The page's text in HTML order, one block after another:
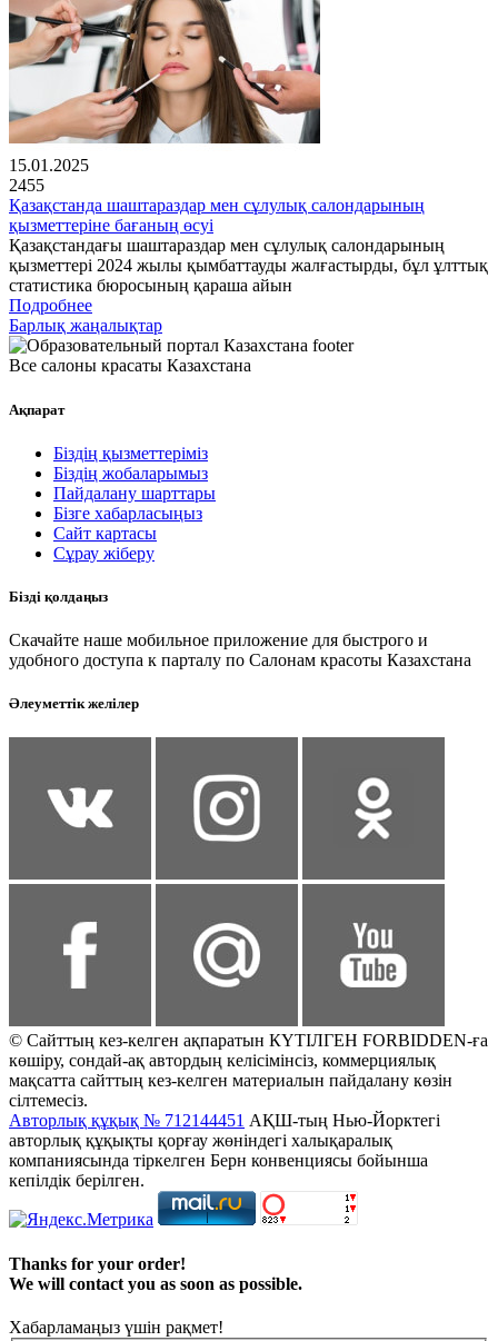
15.01.2025
2455
Қазақстанда шаштараздар мен сұлулық салондарының
қызметтеріне бағаның өсуі
Қазақстандағы шаштараздар мен сұлулық салондарының
қызметтері 2024 жылы қымбаттауды жалғастырды, бұл ұлттық
статистика бюросының қараша айын
Подробнее
Барлық жаңалықтар
Все салоны красаты Казахстана
Ақпарат
Біздің қызметтеріміз
Біздің жобаларымыз
Пайдалану шарттары
Бізге хабарласыңыз
Сайт картасы
Сұрау жіберу
Бізді қолдаңыз
Скачайте наше мобильное приложение для быстрого и
удобного доступа к парталу по Салонам красоты Казахстана
Әлеуметтік желілер
© Сайттың кез-келген ақпаратын КҮТІЛГЕН FORBIDDEN-ға
көшіру, сондай-ақ автордың келісімінсіз, коммерциялық
мақсатта сайттың кез-келген материалын пайдалану көзін
сілтемесіз.
Авторлық құқық № 712144451 АҚШ-тың Нью-Йорктегі
авторлық құқықты қорғау жөніндегі халықаралық
компаниясында тіркелген Берн конвенциясы бойынша
кепілдік берілген.
Thanks for your order!
We will contact you as soon as possible.
Хабарламаңыз үшін рақмет!